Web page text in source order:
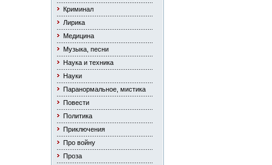
Криминал
Лирика
Медицина
Музыка, песни
Наука и техника
Науки
Паранормальное, мистика
Повести
Политика
Приключения
Про войну
Проза